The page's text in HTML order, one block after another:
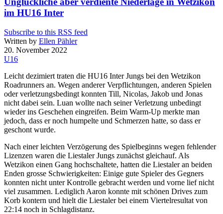
im HU16 Inter
Subscribe to this RSS feed
Written by Ellen Pähler
20. November 2022
U16
Leicht dezimiert traten die HU16 Inter Jungs bei den Wetzikon
Roadrunners an. Wegen anderer Verpflichtungen, anderen Spielen
oder verletzungsbedingt konnten Till, Nicolas, Jakob und Jonas
nicht dabei sein. Luan wollte nach seiner Verletzung unbedingt
wieder ins Geschehen eingreifen. Beim Warm-Up merkte man
jedoch, dass er noch humpelte und Schmerzen hatte, so dass er
geschont wurde.
Nach einer leichten Verzögerung des Spielbeginns wegen fehlender
Lizenzen waren die Liestaler Jungs zunächst gleichauf. Als
Wetzikon einen Gang hochschaltete, hatten die Liestaler an beiden
Enden grosse Schwierigkeiten: Einige gute Spieler des Gegners
konnten nicht unter Kontrolle gebracht werden und vorne lief nicht
viel zusammen. Lediglich Aaron konnte mit schönen Drives zum
Korb kontern und hielt die Liestaler bei einem Viertelresultat von
22:14 noch in Schlagdistanz.